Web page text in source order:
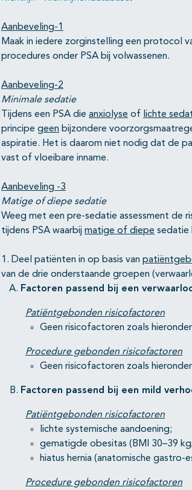
open- en dichtklappen
open- en dichtklappen
open- en dichtklappen
open- en dichtklappen
Aanbeveling-1
Maak in iedere zorginstelling een protocol
procedures onder PSA bij volwassenen.
Aanbeveling-2
Minimale sedatie
Tijdens een PSA die anxiolyse of lichte
principe geen bijzondere
aspiratie. Het is daarom niet nodig dat de
vast of vloeibare inname.
Aanbeveling -3
Matige of diepe sedatie
Weeg met een pre-sedatie assessment de
tijdens PSA waarbij matige of diepe sedatie
1. Deel patiënten in op basis van
van de drie onderstaande groepen
Factoren passend bij een
Patiëntgebonden risicofactoren
Geen risicofactoren zoals
Procedure gebonden risicofactoren
Geen risicofactoren zoals
Factoren passend bij een mild
Patiëntgebonden risicofactoren
lichte systemische aandoening;
gematigde obesitas (BMI 30–39
hiatus hernia (anatomische gastro-
Procedure gebonden risicofactoren